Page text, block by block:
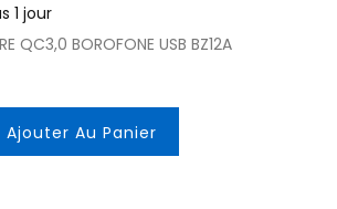
1 jour
QC3,0 BOROFONE USB BZ12A
Ajouter Au Panier